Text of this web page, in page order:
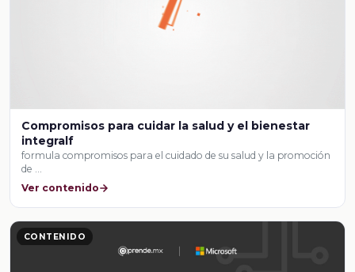
Compromisos para cuidar la salud y el bienestar
integralf
formula compromisos para el cuidado de su salud y la promoción
de …
Ver contenido
CONTENIDO